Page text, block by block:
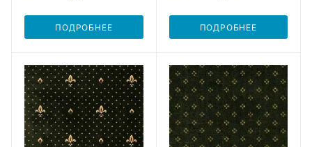
ПОДРОБНЕЕ ПОДРОБНЕЕ